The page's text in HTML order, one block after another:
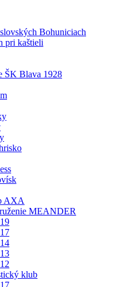
Bohuniciach
pri kaštieli
ŠK Blava 1928
AXA
MEANDER
klub